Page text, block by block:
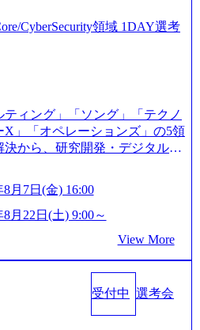
規大手事業会社から依頼された
ィング支援を行います。クラ
ターゲットとし、特にCXOクラ
存事業のトランスフォーメー
サルティングを行います ＜プ
外事業(新規・既存)事業のビジ
領域におけるAIを活用した事業
リ企画支援及び実行支援 ・ロ
存デジタルトランスフォーメ
ンサルタント プロジェクトにお
ト向け資料のドラフト作成、
リスク管理などを担当。 ● シニ
クトメンバーとしてプロジェク
としては、As-Is分析、仮説構
ではなく通常選考でのご案内
(1次・最終を一度の面接で実
。 ● 一日で最終面接まで完了
ただく場合がございます ● 面
時間を想定しております ・実施
共有させていただきます ・面
の時間開始となってもご対応
参加希望の方は、事前にGAB
期限は1day選考会実施日の3日
上のコンサルファーム経験3年
書類選考のみ。 書類選考通過後
方へ1day選考会当日のご案内
速なグローバル化により既存事
難になった大手企業をサポー
CyberSecurity領域 1DAY選考
ティング」「ソング」「テクノ
X」「オペレーションズ」の5領
から、研究開発・デジタル・
あるITサービスの提供まで一
ファームである あらゆる産業
盤を築いており、Fortune Globa
ァーストリテイリングにおけ
ループのDX化支援」「ヴィヴ
ず、2021年にはKDDIと合弁会
し、人工知能とデータアナリテ
8月7日(金) 16:00
8月22日(土) 9:00～
View More
受付中 選考会